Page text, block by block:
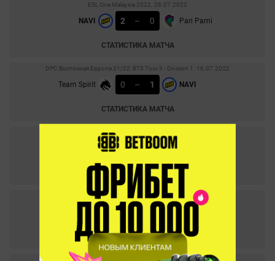
ESL One Malaysia 2022. 28.07.2022
NAVI 2 – 0 Pari Parni
СТАТИСТИКА МАТЧА
DPC Восточная Европа 21/22: BTS Tour 3 - Division 1. 16.07.2022
Team Spirit 0 – 1 NAVI
СТАТИСТИКА МАТЧА
DPC Восточная Европа 21/22: BTS Tour 3 - Division 1. 16.07.2022
1 – 0
СТАТИСТИКА МАТЧА
DPC Восточная Европа 21/22: BTS Tour 3 - Division 1. 15.07.2022
1
СТАТИСТИКА МАТЧА
DPC Восточная Европа 21/22: BTS Tour 3 - Division 1. 08.07.2022